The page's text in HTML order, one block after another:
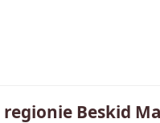
regionie Beskid